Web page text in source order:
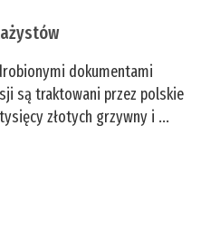
dokumentami
są traktowani przez polskie
złotych grzywny i ...